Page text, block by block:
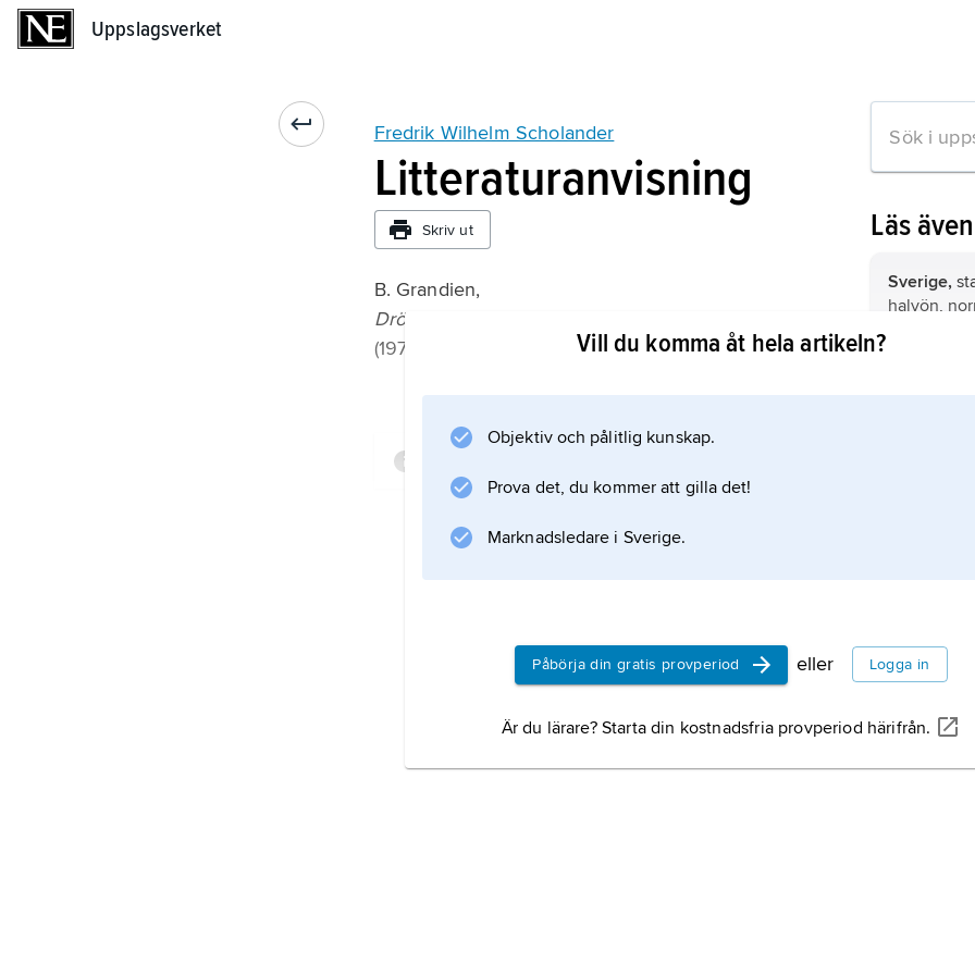
Uppslagsverket
Fredrik Wilhelm Scholander
Litteraturanvisning
Skriv ut
B. Grandien,
Drömmen om renässansen
(1979).
Vill du komma åt hela artikeln?
Objektiv och pålitlig kunskap.
Prova det, du kommer att gilla det!
Marknadsledare i Sverige.
Påbörja din gratis provperiod eller Logga in
Är du lärare? Starta din kostnadsfria provperiod härifrån.
Läs
Sverige,
halvön,
Frankrike,